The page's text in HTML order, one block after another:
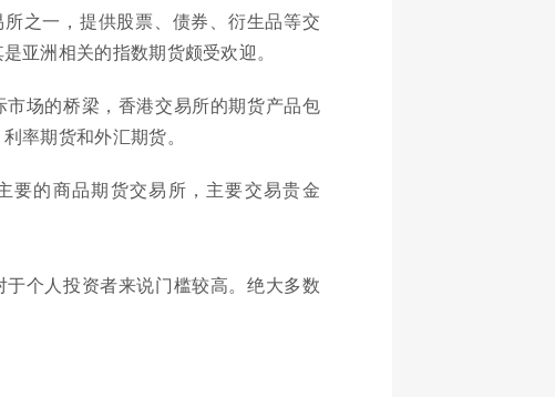
之一，提供股票、债券、衍生品等交
亚洲相关的指数期货颇受欢迎。
场的桥梁，香港交易所的期货产品包
率期货和外汇期货。
要的商品期货交易所，主要交易贵金
个人投资者来说门槛较高。绝大多数